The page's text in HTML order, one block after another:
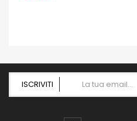
ISCRIVITI